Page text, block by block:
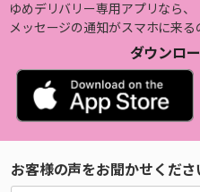
ゆめデリバリー専用アプリなら、
メッセージの通知がスマホに来る
ダウンロ
お客様の声をお聞かせくださ